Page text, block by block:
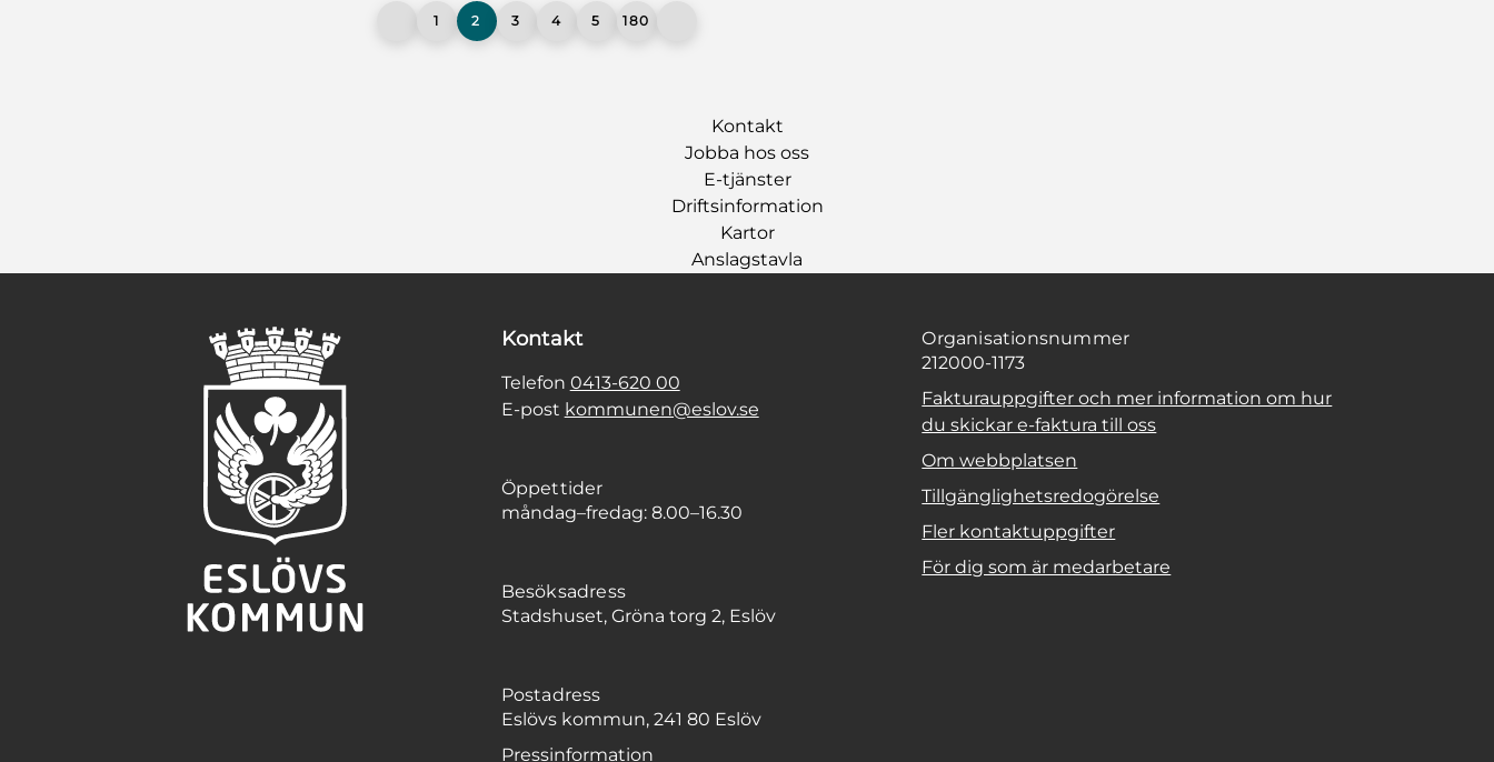
1 2 3 4 5 180
Kontakt
Jobba hos oss
E-tjänster
Driftsinformation
Kartor
Anslagstavla
Kontakt
Telefon 0413-620 00
E-post kommunen@eslov.se
Öppettider
måndag–fredag: 8.00–16.30
Besöksadress
Stadshuset, Gröna torg 2, Eslöv
Postadress
Eslövs kommun, 241 80 Eslöv
Pressinformation
Organisationsnummer
212000-1173
Fakturauppgifter och mer information om hur
du skickar e-faktura till oss
Om webbplatsen
Tillgänglighetsredogörelse
Fler kontaktuppgifter
För dig som är medarbetare